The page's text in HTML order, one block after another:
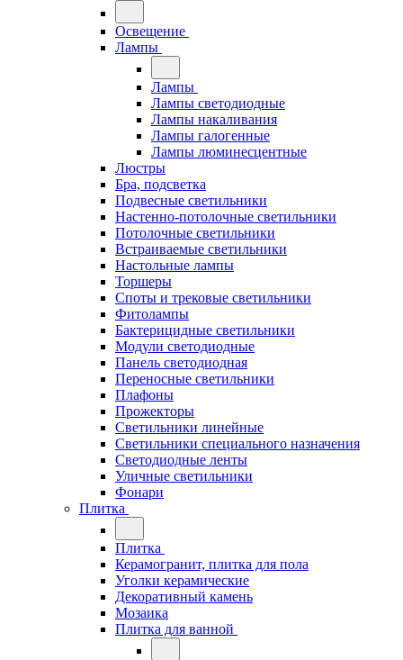
Освещение
Лампы
Лампы
Лампы светодиодные
Лампы накаливания
Лампы галогенные
Лампы люминесцентные
Люстры
Бра, подсветка
Подвесные светильники
Настенно-потолочные светильники
Потолочные светильники
Встраиваемые светильники
Настольные лампы
Торшеры
Споты и трековые светильники
Фитолампы
Бактерицидные светильники
Модули светодиодные
Панель светодиодная
Переносные светильники
Плафоны
Прожекторы
Светильники линейные
Светильники специального назначения
Светодиодные ленты
Уличные светильники
Фонари
Плитка
Плитка
Керамогранит, плитка для пола
Уголки керамические
Декоративный камень
Мозаика
Плитка для ванной